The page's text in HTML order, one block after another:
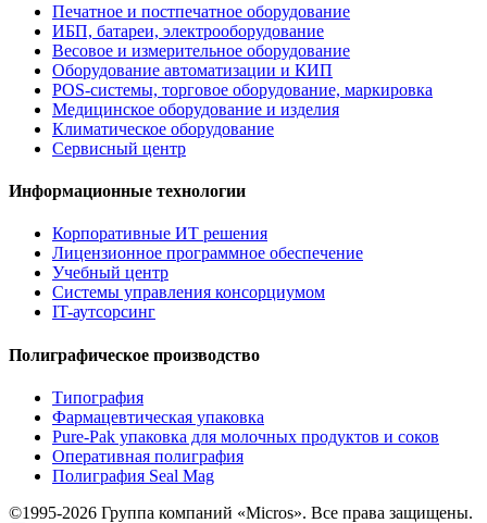
Печатное и постпечатное оборудование
ИБП, батареи, электрооборудование
Весовое и измерительное оборудование
Оборудование автоматизации и КИП
POS-системы, торговое оборудование, маркировка
Медицинское оборудование и изделия
Климатическое оборудование
Сервисный центр
Информационные технологии
Корпоративные ИТ решения
Лицензионное программное обеспечение
Учебный центр
Системы управления консорциумом
IT-аутсорсинг
Полиграфическое производство
Типография
Фармацевтическая упаковка
Pure-Pak упаковка для молочных продуктов и соков
Оперативная полиграфия
Полиграфия Seal Mag
©1995-2026 Группа компаний «Micros». Все права защищены.